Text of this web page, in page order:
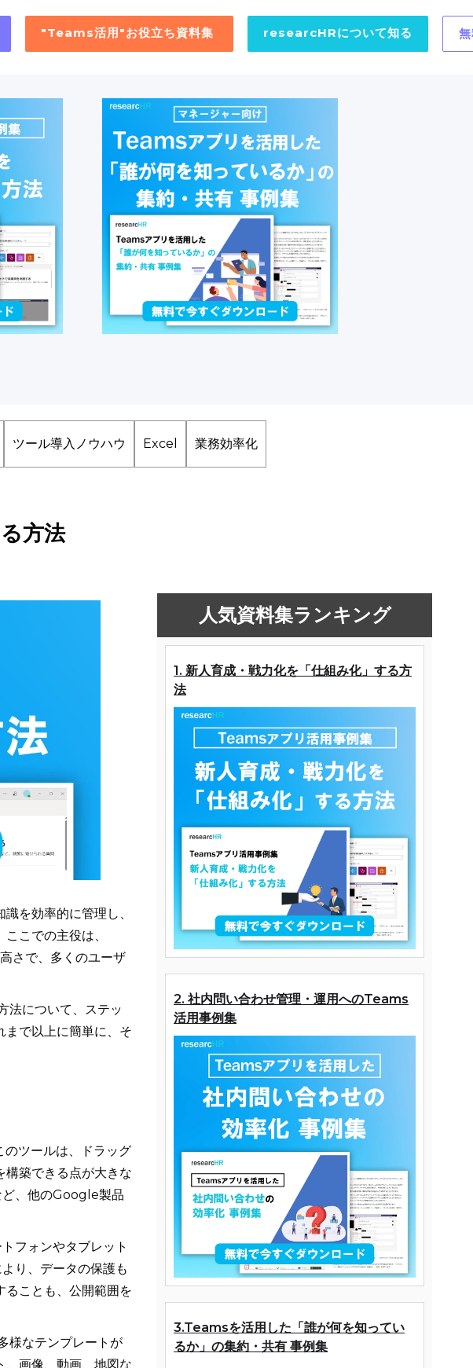
"Teams活用"お役立ち資料集 researcHRについて知る
ツール導入ノウハウ Excel 業務効率化
方法
を効率的に管理し、
こでの主役は、
さで、多くのユーザ
法について、ステッ
まで以上に簡単に、そ
ツールは、ドラッグ
構築できる点が大きな
ど、他のGoogle製品
フォンやタブレット
り、データの保護も
ることも、公開範囲を
様なテンプレートが
、画像、動画、地図な
人気資料集ランキング
1. 新人育成・戦力化を「仕組み化」する方
法
2. 社内問い合わせ管理・運用へのTeams
活用事例集
3.Teamsを活用した「誰が何を知ってい
るか」の集約・共有 事例集